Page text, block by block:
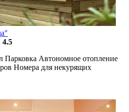
4.5
Парковка Автономное отопление
Номера для некурящих